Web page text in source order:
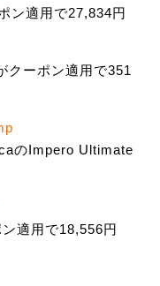
ン適用で27,834円
クーポン適用で351
のImpero Ultimate
適用で18,556円